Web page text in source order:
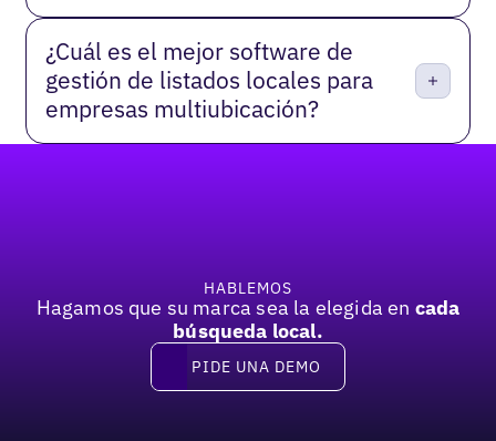
¿Cuál es el mejor software de
gestión de listados locales para
empresas multiubicación?
HABLEMOS
Hagamos que su marca sea la elegida en cada
búsqueda local.
Pide una demo
PIDE UNA DEMO